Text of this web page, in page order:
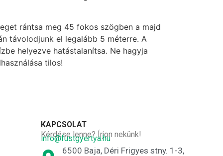
rántsa meg 45 fokos szögben a majd
távolodjunk el legalább 5 méterre. A
helyezve hatástalanítsa. Ne hagyja
tilos!
KAPCSOLAT
Kérdése lenne? Írjon nekünk!
info@fustgyertya.hu
6500 Baja, Déri Frigyes stny. 1-3,